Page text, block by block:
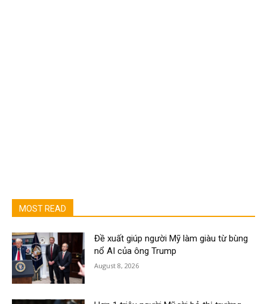
MOST READ
Đề xuất giúp người Mỹ làm giàu từ bùng
nổ AI của ông Trump
August 8, 2026